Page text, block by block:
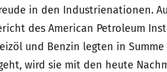
in den Industrienationen.
des American Petroleum
und Benzin legten in
wird sie mit den heute